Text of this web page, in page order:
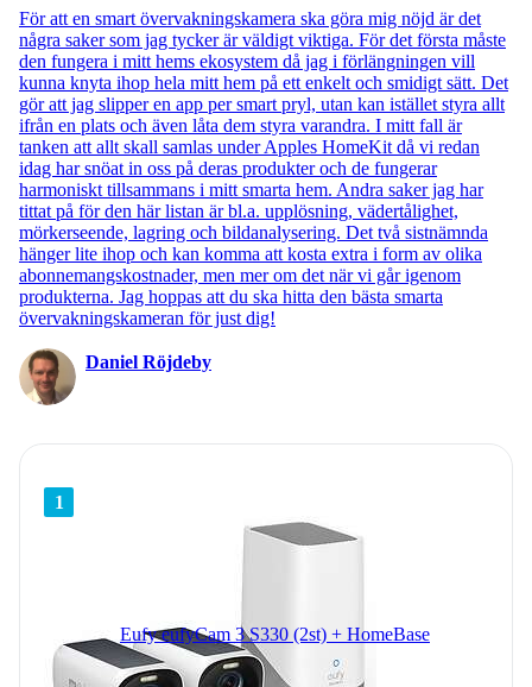
För att en smart övervakningskamera ska göra mig nöjd är det
några saker som jag tycker är väldigt viktiga. För det första måste
den fungera i mitt hems ekosystem då jag i förlängningen vill
kunna knyta ihop hela mitt hem på ett enkelt och smidigt sätt. Det
gör att jag slipper en app per smart pryl, utan kan istället styra allt
ifrån en plats och även låta dem styra varandra. I mitt fall är
tanken att allt skall samlas under Apples HomeKit då vi redan
idag har snöat in oss på deras produkter och de fungerar
harmoniskt tillsammans i mitt smarta hem. Andra saker jag har
tittat på för den här listan är bl.a. upplösning, vädertålighet,
mörkerseende, lagring och bildanalysering. Det två sistnämnda
hänger lite ihop och kan komma att kosta extra i form av olika
abonnemangskostnader, men mer om det när vi går igenom
produkterna. Jag hoppas att du ska hitta den bästa smarta
övervakningskameran för just dig!
Daniel Röjdeby
1
Eufy eufyCam 3 S330 (2st) + HomeBase